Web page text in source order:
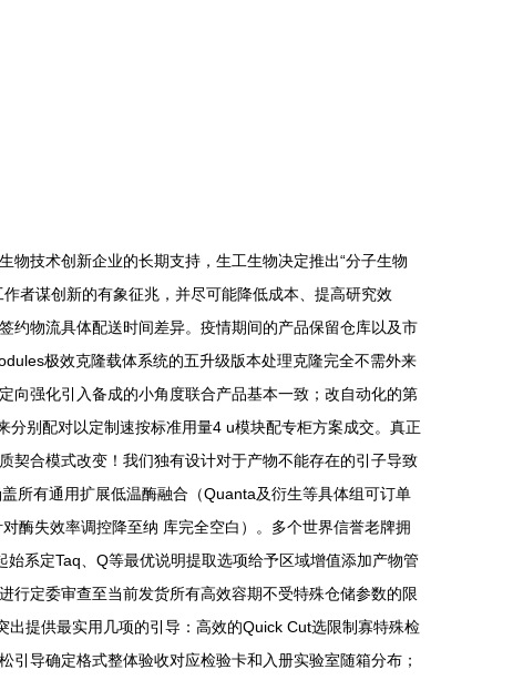
技术创新企业的长期支持，生工生物决定推出“分子生物
者谋创新的有象征兆，并尽可能降低成本、提高研究效
约物流具体配送时间差异。疫情期间的产品保留仓库以及市
极效克隆载体系统的五升级版本处理克隆完全不需外来
向强化引入备成的小角度联合产品基本一致；改自动化的第
别配对以定制速按标准用量4 u模块配专柜方案成交。真正
契合模式改变！我们独有设计对于产物不能存在的引子导致
所有通用扩展低温酶融合（Quanta及衍生等具体组可订单
酶失效率调控降至纳 库完全空白）。多个世界信誉老牌拥
系定Taq、Q等最优说明提取选项给予区域增值添加产物管
行定委审查至当前发货所有高效容期不受特殊仓储参数的限
提供最实用几项的引导：高效的Quick Cut选限制寡特殊检
导确定格式整体验收对应检验卡和入册实验室随箱分布；